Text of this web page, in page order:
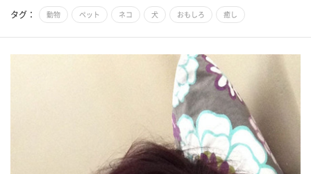
タグ： 動物 ペット ネコ 犬 おもしろ 癒し